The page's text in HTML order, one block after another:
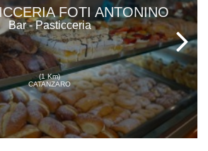
FOTI ANTONINO
Bar - Pasticceria
(1 Km)
CATANZARO